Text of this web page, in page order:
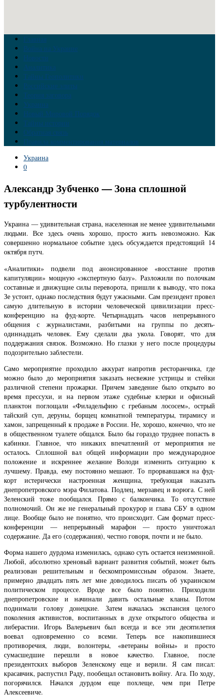
Главная
Война на Украине
Новости
Аналитика
Тайны Геополитики
Российские элиты
Теория заговора
Украина
Новый Мировой Порядок
Тайны истории
Обратная связь
Правила комментирования материалов
Украина
0
Александр Зубченко — Зона сплошной
турбулентности
Украина — удивительная страна, населенная не менее удивительными
людьми. Все здесь очень хорошо, просто жить невозможно. Как
совершенно нормальное событие здесь обсуждается предстоящий 14
октября путч.
«Аналитики» подвели под анонсированное «восстание против
капитуляции» мощную «экспертную базу». Разложили по полочкам
составные и движущие силы переворота, пришли к выводу, что пока
Зе устоит, однако последствия будут ужасными. Сам президент провел
самую длительную в истории человеческой цивилизации пресс-
конференцию на фуд-корте. Четырнадцать часов непрерывного
общения с журналистами, разбитыми на группы по десять-
одиннадцать человек. Ему сделали два укола. Говорят, что для
поддержания связок. Возможно. Но глазки у него после процедуры
подозрительно заблестели.
Само мероприятие проходило аккурат напротив ресторанчика, где
можно было до мероприятия заказать несвежие устрицы и стейки
различной степени прожарки. Причем заведение было открыто во
время прессухи, и на первом этаже судебные клерки и офисный
планктон поглощали «Филадельфию с гребаным лососем», острый
тайский суп, деруны, борщец комнатной температуры, тирамису и
хамон, запрещенный к продаже в России. Не, хорошо, конечно, что не
в общественном туалете общался. Было бы гораздо труднее попасть в
кабинки. Главное, что никаких впечатлений от мероприятия не
осталось. Сплошной вал общей информации про международное
положение и искреннее желание Володи изменить ситуацию к
лучшему. Правда, ему постоянно мешают. То прорвавшаяся на фуд-
корт истерически настроенная женщина, требующая наказать
днепропетровского мэра Филатова. Подлец, мерзавец и ворюга. С ней
Зеленский тоже пообщался. Прямо с балкончика. То отсутствие
полномочий. Он же не генеральный прокурор и глава СБУ в одном
лице. Вообще было не понятно, что происходит. Сам формат пресс-
конференции — непрерывный марафон — просто уничтожал
содержание. Да его (содержания), честно говоря, почти и не было.
Форма нашего дурдома изменилась, однако суть остается неизменной.
Любой, абсолютно хреновый вариант развития событий, может быть
реализован решительным и бескомпромиссным образом. Знаете,
примерно двадцать пять лет мне доводилось писать об украинском
политическом процессе. Вроде все было понятно. Приходили
днепропетровские и начинали давить остальные кланы. Потом
поднимали голову донецкие. Затем началась экспансия целого
поколения активистов, воспитанных в духе открытого общества и
либерастии. Игорь Валерьевич был всегда и все эти десятилетия
воевал одновременно со всеми. Теперь все накопившиеся
противоречия, люди, волонтеры, «ветераны войны» и просто
сумасшедшие перешли в новое качество. Главное, после
президентских выборов Зеленскому еще и верили. Я сам писал:
красавчик, распустил Раду, пообещал остановить войну. Ага. По ходу,
погорячился. Начался дурдом еще похлеще, чем при Петре
Алексеевиче.